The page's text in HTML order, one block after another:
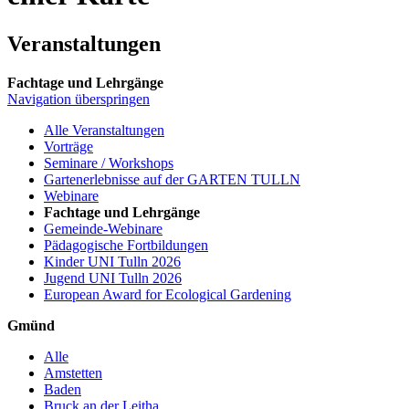
Veranstaltungen
Fachtage und Lehrgänge
Navigation überspringen
Alle Veranstaltungen
Vorträge
Seminare / Workshops
Gartenerlebnisse auf der GARTEN TULLN
Webinare
Fachtage und Lehrgänge
Gemeinde-Webinare
Pädagogische Fortbildungen
Kinder UNI Tulln 2026
Jugend UNI Tulln 2026
European Award for Ecological Gardening
Gmünd
Alle
Amstetten
Baden
Bruck an der Leitha